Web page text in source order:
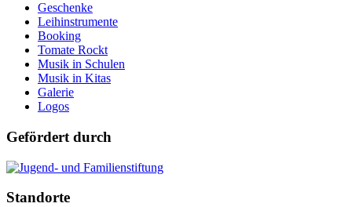
Geschenke
Leihinstrumente
Booking
Tomate Rockt
Musik in Schulen
Musik in Kitas
Galerie
Logos
Gefördert durch
Standorte